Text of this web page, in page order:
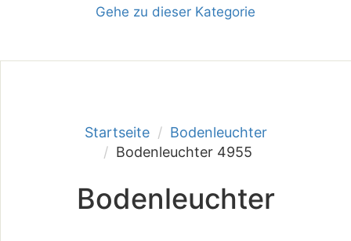
Gehe zu dieser Kategorie
Startseite
Bodenleuchter
Bodenleuchter 4955
Bodenleuchter